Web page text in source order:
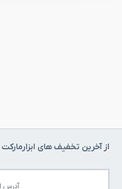
از آخرین تخفیف های